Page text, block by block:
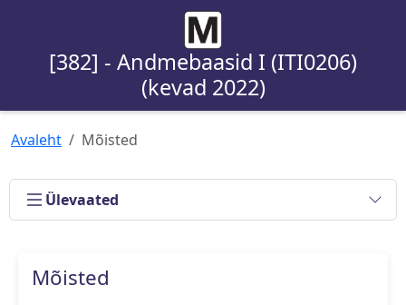
[382] - Andmebaasid I (ITI0206)
(kevad 2022)
Avaleht Mõisted
Ülevaated
Mõisted